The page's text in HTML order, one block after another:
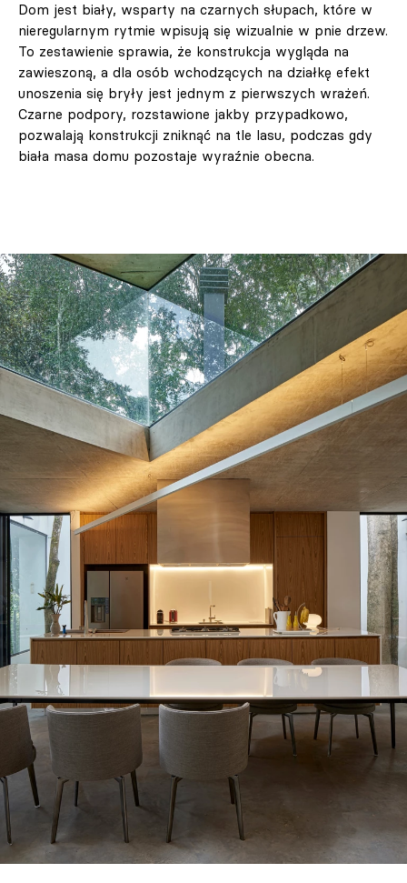
Dom jest biały, wsparty na czarnych słupach, które w
nieregularnym rytmie wpisują się wizualnie w pnie drzew.
To zestawienie sprawia, że konstrukcja wygląda na
zawieszoną, a dla osób wchodzących na działkę efekt
unoszenia się bryły jest jednym z pierwszych wrażeń.
Czarne podpory, rozstawione jakby przypadkowo,
pozwalają konstrukcji zniknąć na tle lasu, podczas gdy
biała masa domu pozostaje wyraźnie obecna.